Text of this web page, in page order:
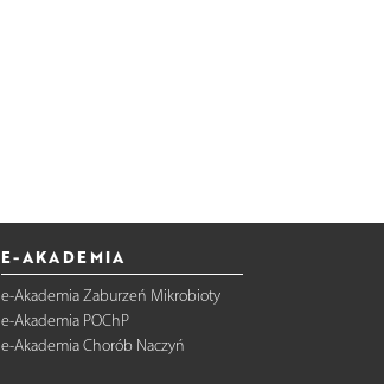
E-AKADEMIA
e-Akademia Zaburzeń Mikrobioty
e-Akademia POChP
e-Akademia Chorób Naczyń